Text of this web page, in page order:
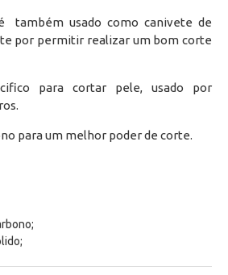
também usado como canivete de
por permitir realizar um bom corte
para cortar pele, usado por
para um melhor poder de corte.